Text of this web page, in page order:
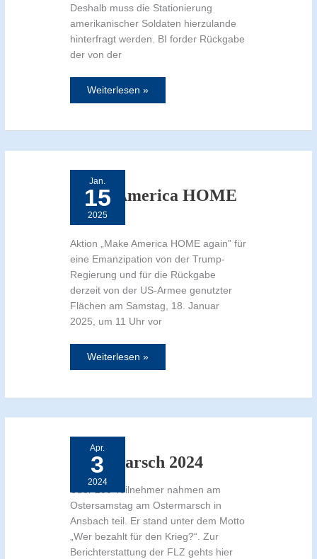
Deshalb muss die Stationierung
amerikanischer Soldaten hierzulande
hinterfragt werden. BI forder Rückgabe
der von der
Weiterlesen »
Jan.
15
2025
Make America HOME
again
Aktion „Make America HOME again” für
eine Emanzipation von der Trump-
Regierung und für die Rückgabe
derzeit von der US-Armee genutzter
Flächen am Samstag, 18. Januar
2025, um 11 Uhr vor
HOME
again
Weiterlesen »
Apr.
3
2024
Ostermarsch 2024
Über 200 Teilnehmer nahmen am
Ostersamstag am Ostermarsch in
Ansbach teil. Er stand unter dem Motto
„Wer bezahlt für den Krieg?“. Zur
Berichterstattung der FLZ gehts hier